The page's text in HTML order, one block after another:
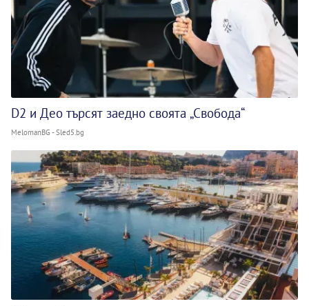
D2 и Део търсят заедно своята „Свобода“
MelomanBG - Sled5.bg